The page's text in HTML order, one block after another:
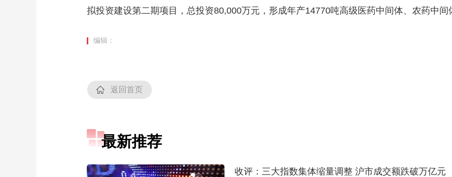
拟投资建设第二期项目，总投资80,000万元，形成年产14770吨高级医药中间体、农药中
编辑：
返回首页
最新推荐
收评：三大指数集体缩量调整 沪市成交额跌破万亿元